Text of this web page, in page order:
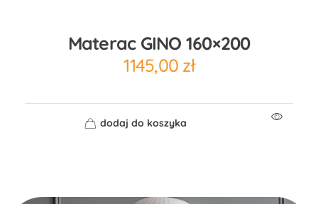
Materac GINO 160×200
1145,00 zł
dodaj do koszyka